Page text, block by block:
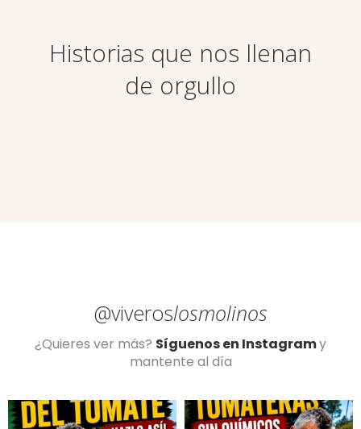
Historias que nos llenan
de orgullo
@viveroslosmolinos
¿Quieres ver más? Síguenos en Instagramy
mantente al día